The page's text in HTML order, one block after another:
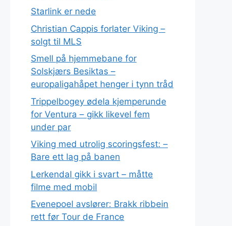
Starlink er nede
Christian Cappis forlater Viking –
solgt til MLS
Smell på hjemmebane for
Solskjærs Besiktas –
europaligahåpet henger i tynn tråd
Trippelbogey ødela kjemperunde
for Ventura – gikk likevel fem
under par
Viking med utrolig scoringsfest: –
Bare ett lag på banen
Lerkendal gikk i svart – måtte
filme med mobil
Evenepoel avslører: Brakk ribbein
rett før Tour de France